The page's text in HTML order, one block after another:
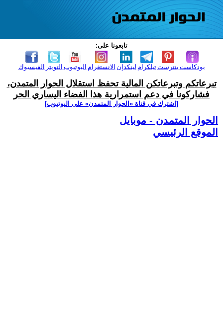
تابعونا على:
الفيسبوك التويتر اليوتيوب الانستغرام لينكدإن تيلكرامبنترست بودكاست
تبرعاتكم وتبرعاتكن المالية تحفظ استقلال الحوار المتمدن،
فشاركونا في دعم استمرارية هذا الفضاء اليساري الحر
[اشترك في قناة ‫«الحوار المتمدن» على اليوتيوب]
الحوار المتمدن - موبايل
الموقع الرئيسي